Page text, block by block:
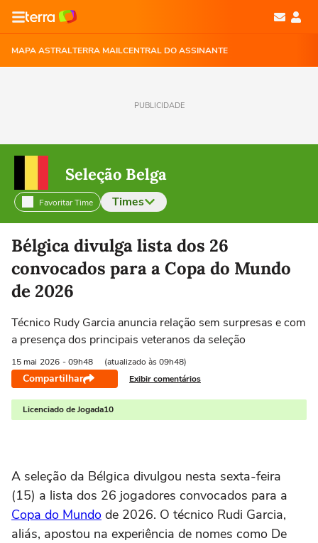
MAPA ASTRALTERRA MAILCENTRAL DO ASSINANTE
PUBLICIDADE
Seleção Belga
Favoritar Time Times
Selecione o time para ver as notícias
Bélgica divulga lista dos 26
convocados para a Copa do Mundo
de 2026
Técnico Rudy Garcia anuncia relação sem surpresas e com
a presença dos principais veteranos da seleção
15 mai 2026 - 09h48 (atualizado às 09h48)
Compartilhar Exibir comentários
Licenciado de Jogada10
A seleção da Bélgica divulgou nesta sexta-feira
(15) a lista dos 26 jogadores convocados para a
Copa do Mundo de 2026. O técnico Rudi Garcia,
aliás, apostou na experiência de nomes como De